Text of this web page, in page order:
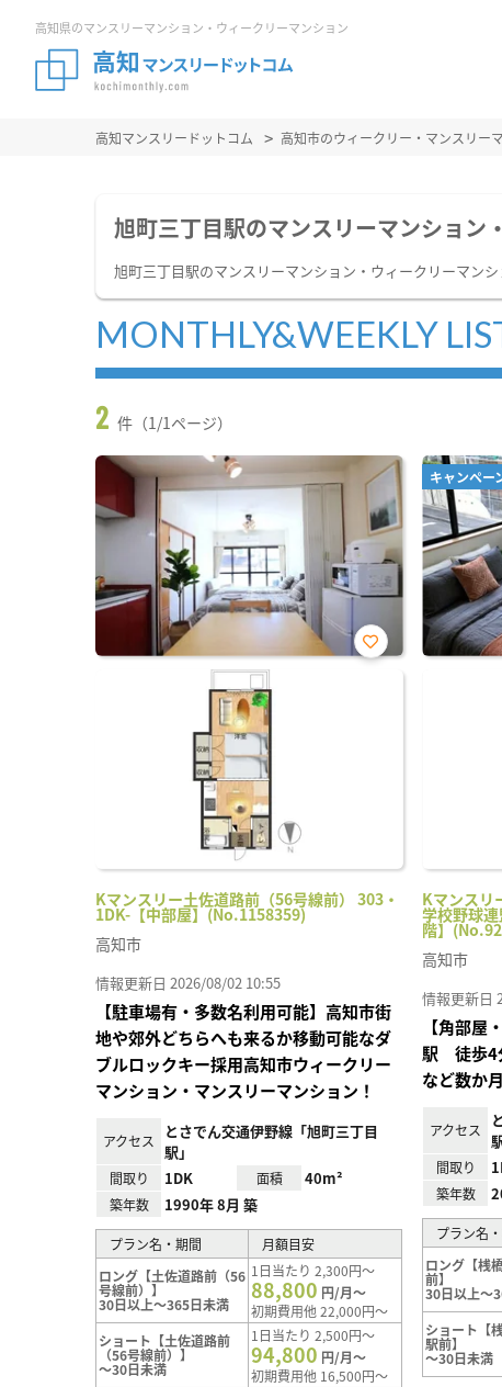
高知県のマンスリーマンション・ウィークリーマンション
高知マンスリードットコム 高知市のウィークリー・マンスリー
旭町三丁目駅のマンスリーマンション
旭町三丁目駅のマンスリーマンション・ウィークリーマン
MONTHLY&WEEKLY
2 件（1/1ページ）
Kマンスリー土佐道路前（56号線前） 303・
1DK-【中部屋】(No.1158359)
お気
高知市
情報更新日 2026/08/02 10:55
【駐車場有・多数名利用可能】高知市街
地や郊外どちらへも来るか移動可能なダ
ブルロックキー採用高知市ウィークリー
マンション・マンスリーマンション！
アクセス
とさでん交通伊野線「旭町三丁目
駅」
間取り 1DK 面積 40m²
築年数 1990年 8月 築
プラン名・期間
月額目安
ロング【土佐道路前（56
号線前）】
30日以上～365日未満
1日当たり 2,300円～
88,800 円/月～
初期費用他 22,000円～
ショート【土佐道路前
（56号線前）】
～30日未満
1日当たり 2,500円～
94,800 円/月～
初期費用他 16,500円～
キャンペー
Kマンスリ
学校野球
階】
高知市
情報更新日
【角部屋
駅 徒歩4
など数か
アクセス
間取り
築年数
プラン名
ロング【桟
前】
30日以上～
ショート【
駅前】
～30日未満